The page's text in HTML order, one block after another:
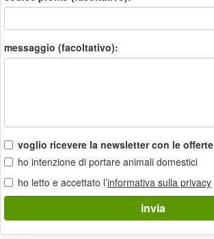
messaggio (facoltativo):
voglio ricevere la newsletter con le offerte
ho intenzione di portare animali domestici
ho letto e accettato l’informativa sulla privacy